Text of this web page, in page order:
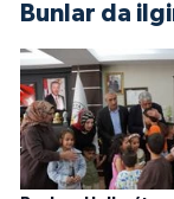
Bunlar da